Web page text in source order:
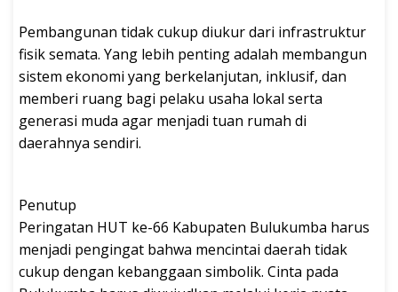
Pembangunan tidak cukup diukur dari infrastruktur
fisik semata. Yang lebih penting adalah membangun
sistem ekonomi yang berkelanjutan, inklusif, dan
memberi ruang bagi pelaku usaha lokal serta
generasi muda agar menjadi tuan rumah di
daerahnya sendiri.
Penutup
Peringatan HUT ke-66 Kabupaten Bulukumba harus
menjadi pengingat bahwa mencintai daerah tidak
cukup dengan kebanggaan simbolik. Cinta pada